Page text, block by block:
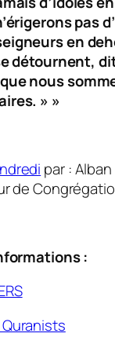
pas
en
détournent,
nous
» »
par : Alban
de
: